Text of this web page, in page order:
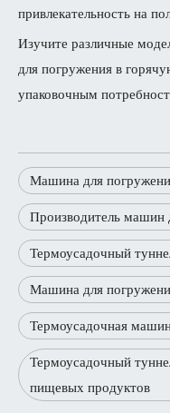
привлекательность на
Изучите различные
для погружения в
упаковочным
Машина для
Производитель машин
Термоусадочный
Машина для
Термоусадочная
Термоусадочный
пищевых продуктов